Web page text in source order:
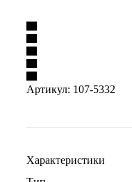
Артикул: 107-5332
Характеристики